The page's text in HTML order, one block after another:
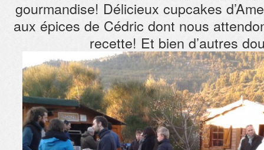
gourmandise! Délicieux cupcakes
aux épices de Cédric dont nous
recette! Et bien d’autres